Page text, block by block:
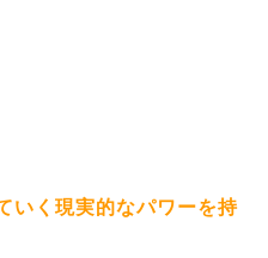
いく現実的なパワーを持